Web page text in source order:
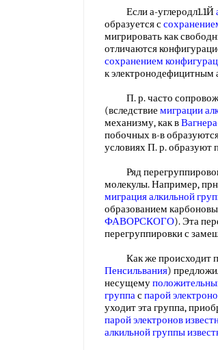
Если а-углеродл1.1Й
образуется с
мигрировать как
отличаются
сохранением
к электронодефицитным
П. р. часто
(вследствие миграции
механизму, как в
побочных в-в
условиях П. р. образуют
Ряд перегруппировок
молекулы. Например,
миграция алкильной
образованием
ФАВОРСКОГО). Эта
перегруппировки с
Как же происходит
Пенсильвания)
несущему
группаспарой
уходит эта группа,
парой электронов
алкильной группы